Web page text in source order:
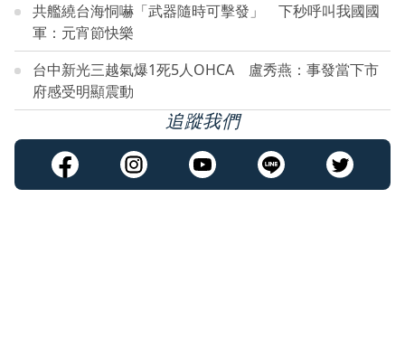
共艦繞台海恫嚇「武器隨時可擊發」 下秒呼叫我國國
軍：元宵節快樂
台中新光三越氣爆1死5人OHCA 盧秀燕：事發當下市
府感受明顯震動
追蹤我們